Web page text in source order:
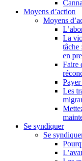
Moyens d’action
Moyens
La
tâche
en
Faire
Les
Se syndiquer
Se